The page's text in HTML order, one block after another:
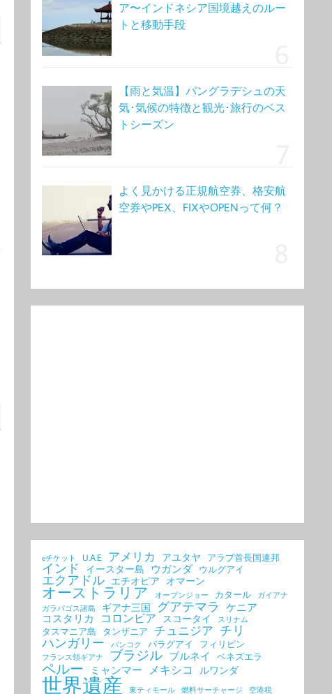
ア〜インドネシア国境越えのルー
トと移動手段
【雨と気温】バングラデシュの天
気･気候の特徴と観光･旅行のベス
トシーズン
よく見かける正規航空券、格安航
空券やPEX、FIXやOPENって何？
eチケット U.A.E アメリカ アユタヤ アラブ首長国連邦
インド イースター島 ウガンダ ウルグアイ
エクアドル エチオピア オマーン
オーストラリア オープンジョー カタール
ガイアナ
ガラパゴス諸島
ギアナ三国 グアテマラ
ケニア
コスタリカ
コロンビア スコータイ スリナム
タスマニア島 タンザニア チュニジア チリ
ハンガリー バンコク パラグアイ フィリピン
フランス領ギアナ ブラジル ブルネイ ベネズエラ
ペルー ミャンマー メキシコ ルワンダ
世界遺産 東ティモール 燃料サーチャージ 空港税